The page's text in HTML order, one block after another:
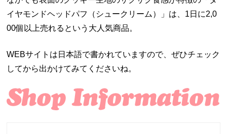
イヤモンドヘッドパフ（シュークリーム）」は、1日に2,0
00個以上売れるという大人気商品。
WEBサイトは日本語で書かれていますので、ぜひチェック
してから出かけてみてくださいね。